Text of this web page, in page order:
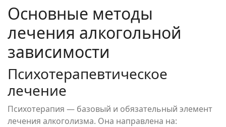
Основные методы
лечения алкогольной
зависимости
Психотерапевтическое
лечение
Психотерапия — базовый и обязательный элемент
лечения алкоголизма. Она направлена на: